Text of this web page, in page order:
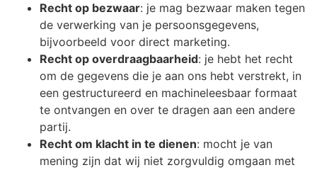
Recht op bezwaar: je mag bezwaar maken tegen
de verwerking van je persoonsgegevens,
bijvoorbeeld voor direct marketing.
Recht op overdraagbaarheid: je hebt het recht
om de gegevens die je aan ons hebt verstrekt, in
een gestructureerd en machineleesbaar formaat
te ontvangen en over te dragen aan een andere
partij.
Recht om klacht in te dienen: mocht je van
mening zijn dat wij niet zorgvuldig omgaan met